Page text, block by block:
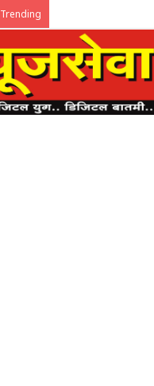
Trending